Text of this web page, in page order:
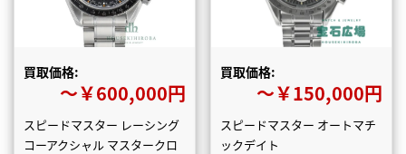
買取価格:
〜￥600,000円
スピードマスター レーシング
コーアクシャル マスタークロ
買取価格:
〜￥150,000円
スピードマスター オートマチ
ックデイト